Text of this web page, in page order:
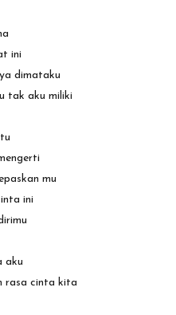
ini
dimataku
tak aku miliki
mu
ini
aku
rasa cinta kita